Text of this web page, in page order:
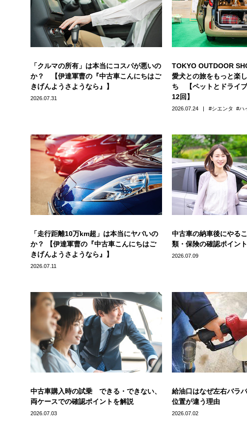
「クルマの所有」は本当にコスパが悪いの
か？ 【伊達軍曹の『中古車こんにちはご
きげんようさようなら』】
2026.07.31
TOKYO OUTDOOR
愛犬との旅をもっと楽
ち 【ペットとドライ
12回】
2026.07.24 シエンタ ハ
「走行距離10万km超」は本当にヤバいの
か？ 【伊達軍曹の『中古車こんにちはご
きげんようさようなら』】
2026.07.11
中古車の納車後にやる
類・保険の確認ポイン
2026.07.09
中古車購入時の試乗 できる・できない、
両ケースでの確認ポイントを解説
2026.07.03
給油口はなぜ左右バラ
位置が違う理由
2026.07.02